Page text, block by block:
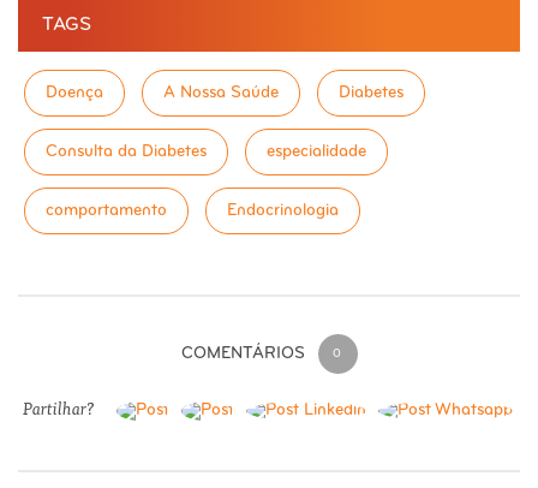
TAGS
Doença A Nossa Saúde Diabetes
Consulta da Diabetes especialidade
comportamento Endocrinologia
COMENTÁRIOS 0
Partilhar?